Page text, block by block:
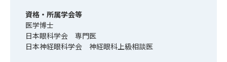
資格・所属学会等
医学博士
日本眼科学会 専門医
日本神経眼科学会 神経眼科上級相談医